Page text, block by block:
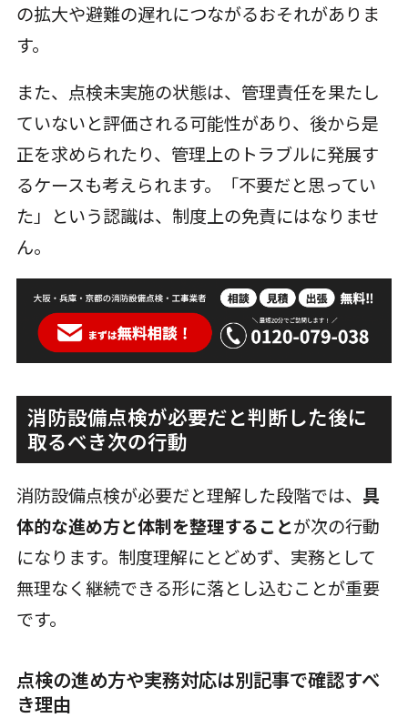
の拡大や避難の遅れにつながるおそれがありま
す。
また、点検未実施の状態は、管理責任を果たし
ていないと評価される可能性があり、後から是
正を求められたり、管理上のトラブルに発展す
るケースも考えられます。「不要だと思ってい
た」という認識は、制度上の免責にはなりませ
ん。
消防設備点検が必要だと判断した後に
取るべき次の行動
消防設備点検が必要だと理解した段階では、 具
体的な進め方と体制を整理することが次の行動
になります。制度理解にとどめず、実務として
無理なく継続できる形に落とし込むことが重要
です。
点検の進め方や実務対応は別記事で確認すべ
き理由